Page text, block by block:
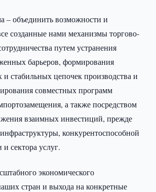
– объединить возможности и
созданные нами механизмы торгово-
путем устранения
барьеров, формирования
и стабильных цепочек производства и
совместных программ
а также посредством
взаимных инвестиций, прежде
конкурентоспособной
сектора услуг.
экономического
стран и выхода на конкретные